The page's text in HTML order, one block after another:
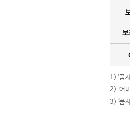
보
1) '품
2) ‘어
3) ‘품